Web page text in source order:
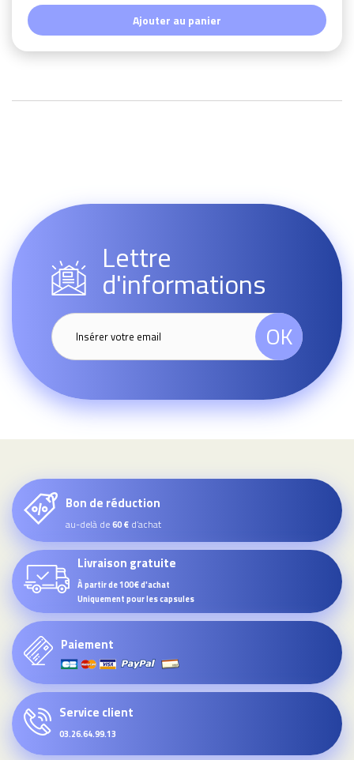
Ajouter au panier
Lettre
d'informations
OK
Bon de réduction
au-delà de60 € d’achat
Livraison gratuite
À partir de 100€ d'achat
Uniquement pour les capsules
Paiement
Service client
03.26.64.99.13